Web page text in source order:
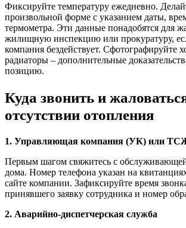
Фиксируйте температуру ежедневно.
произвольной форме с указанием даты,
термометра. Эти данные понадобятся для
жилищную инспекцию или прокуратуру,
компания бездействует. Сфотографируйте
радиаторы – дополнительные
позицию.
Куда звонить и
отсутствии отопления
1. Управляющая компания (УК) или
Первым шагом свяжитесь с
дома. Номер телефона указан на
сайте компании. Зафиксируйте время
принявшего заявку сотрудника и номер
2. Аварийно-диспетчерская служба